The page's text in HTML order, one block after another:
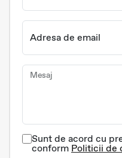
Adresa de email
Mesaj
Sunt de acord cu
conform Politicii de